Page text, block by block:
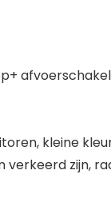
kleine
zijn,